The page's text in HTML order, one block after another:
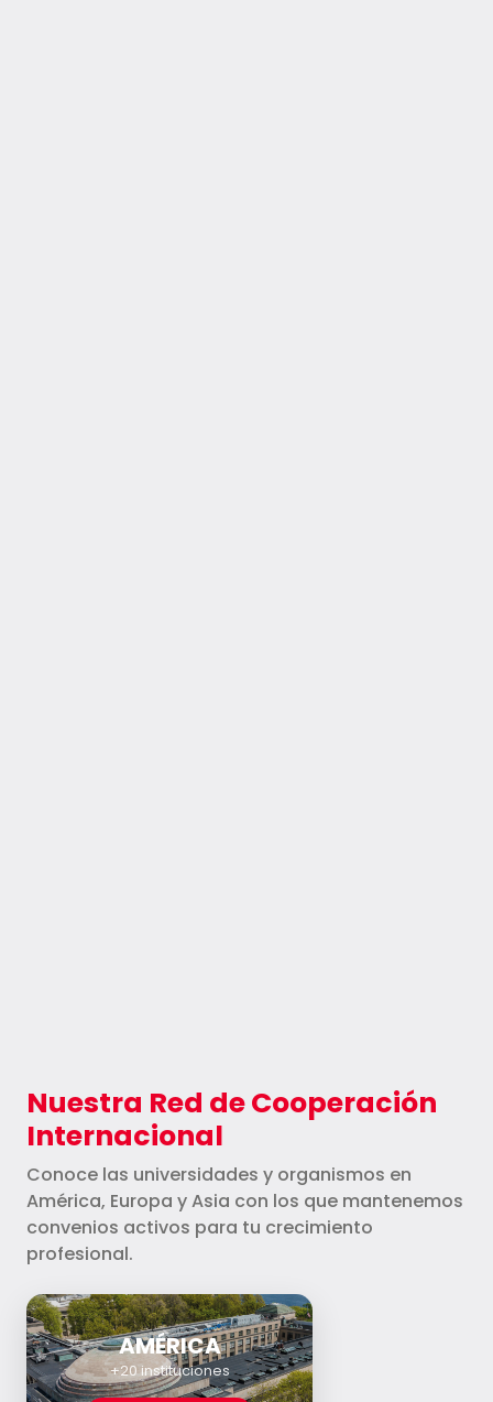
Nuestra Red de Cooperación
Internacional
Conoce las universidades y organismos en
América, Europa y Asia con los que mantenemos
convenios activos para tu crecimiento
profesional.
AMÉRICA
+20 instituciones